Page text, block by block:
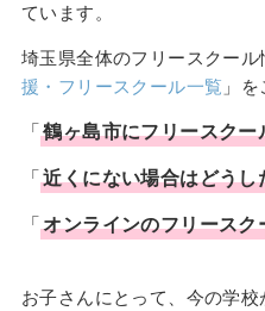
ています。
埼玉県全体のフリースクール
援・フリースクール一覧 」
「鶴ヶ島市にフリースクー
「近くにない場合はどうし
「オンラインのフリース
お子さんにとって、今の学校